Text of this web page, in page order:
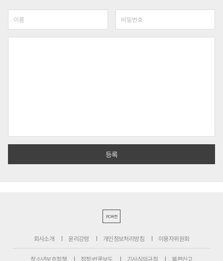
PC버전
회사소개 윤리강령 개인정보처리방침 이용자위원회
청소년보호정책 정정·반론보도 기사심의규정 불편신고